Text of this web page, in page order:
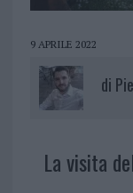
9 APRILE 2022
di
La visita